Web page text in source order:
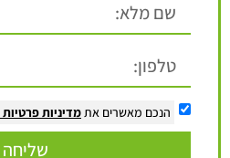
הנכם מאשרים אתמדיניות פרטיות
שליחה